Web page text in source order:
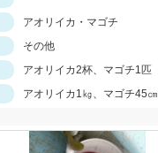
アオリイカ・マゴチ
その他
アオリイカ2杯、マゴチ1匹
アオリイカ1㎏、マゴチ45㎝